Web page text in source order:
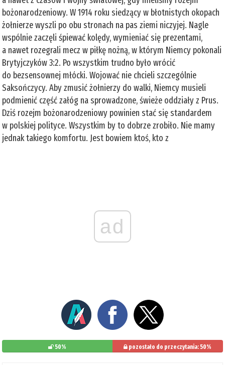
bożonarodzeniowy. W 1914 roku siedzący w błotnistych okopach
żołnierze wyszli po obu stronach na pas ziemi niczyjej. Nagle
wspólnie zaczęli śpiewać kolędy, wymieniać się prezentami,
a nawet rozegrali mecz w piłkę nożną, w którym Niemcy pokonali
Brytyjczyków 3:2. Po wszystkim trudno było wrócić
do bezsensownej młócki. Wojować nie chcieli szczególnie
Saksończycy. Aby zmusić żołnierzy do walki, Niemcy musieli
podmienić część załóg na sprowadzone, świeże oddziały z Prus.
Dziś rozejm bożonarodzeniowy powinien stać się standardem
w polskiej polityce. Wszystkim by to dobrze zrobiło. Nie mamy
jednak takiego komfortu. Jest bowiem ktoś, kto z
ad
50% pozostało do przeczytania: 50%